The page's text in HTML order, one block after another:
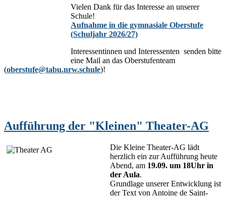
Vielen Dank für das Interesse an unserer
Schule!
Aufnahme in die gymnasiale Oberstufe
(Schuljahr 2026/27)
Interessentinnen und Interessenten senden bitte
eine Mail an das Oberstufenteam
(oberstufe@tabu.nrw.schule)!
Aufführung der "Kleinen" Theater-AG
Die Kleine Theater-AG lädt
herzlich ein zur Aufführung heute
Abend, am 19.09. um 18Uhr in
der Aula.
Grundlage unserer Entwicklung ist
der Text von Antoine de Saint-